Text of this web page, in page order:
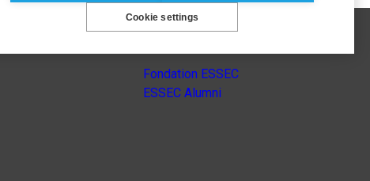
Fondation ESSEC
ESSEC Alumni
Cookie settings